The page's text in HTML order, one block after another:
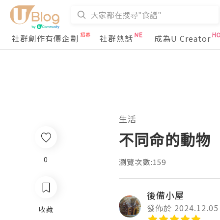
社群創作有價企劃 社群熱話 成為U Creator
生活
不同命的動物
瀏覽次數:159
後備小屋
發佈於 2024.12.05
0
收藏